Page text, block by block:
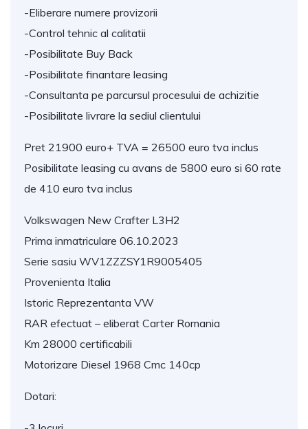
-Eliberare numere provizorii
-Control tehnic al calitatii
-Posibilitate Buy Back
-Posibilitate finantare leasing
-Consultanta pe parcursul procesului de achizitie
-Posibilitate livrare la sediul clientului
Pret 21900 euro+ TVA = 26500 euro tva inclus
Posibilitate leasing cu avans de 5800 euro si 60 rate
de 410 euro tva inclus
Volkswagen New Crafter L3H2
Prima inmatriculare 06.10.2023
Serie sasiu WV1ZZZSY1R9005405
Provenienta Italia
Istoric Reprezentanta VW
RAR efectuat – eliberat Carter Romania
Km 28000 certificabili
Motorizare Diesel 1968 Cmc 140cp
Dotari: